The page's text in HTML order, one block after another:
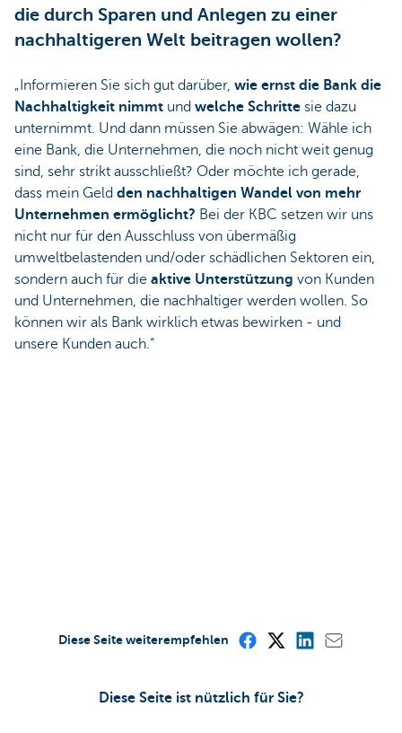
die durch Sparen und Anlegen zu einer
nachhaltigeren Welt beitragen wollen?
„Informieren Sie sich gut darüber, wie ernst die Bank die
Nachhaltigkeit nimmt und welche Schritte sie dazu
unternimmt. Und dann müssen Sie abwägen: Wähle ich
eine Bank, die Unternehmen, die noch nicht weit genug
sind, sehr strikt ausschließt? Oder möchte ich gerade,
dass mein Geld den nachhaltigen Wandel von mehr
Unternehmen ermöglicht? Bei der KBC setzen wir uns
nicht nur für den Ausschluss von übermäßig
umweltbelastenden und/oder schädlichen Sektoren ein,
sondern auch für die aktive Unterstützung von Kunden
und Unternehmen, die nachhaltiger werden wollen. So
können wir als Bank wirklich etwas bewirken - und
unsere Kunden auch.“
Diese Seite ist nützlich für Sie?
Diese Seite weiterempfehlen